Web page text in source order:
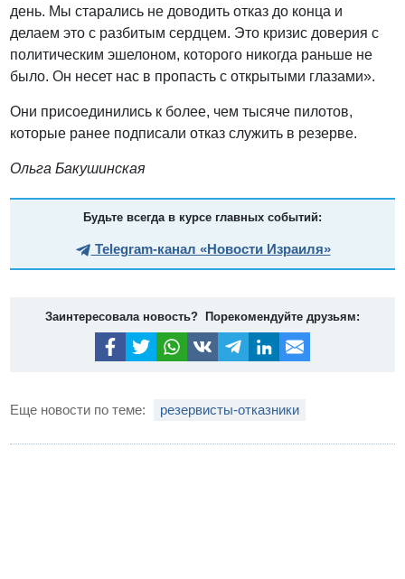
день. Мы старались не доводить отказ до конца и
делаем это с разбитым сердцем. Это кризис доверия с
политическим эшелоном, которого никогда раньше не
было. Он несет нас в пропасть с открытыми глазами».
Они присоединились к более, чем тысяче пилотов,
которые ранее подписали отказ служить в резерве.
Ольга Бакушинская
Будьте всегда в курсе главных событий:
Telegram-канал «Новости Израиля»
Заинтересовала новость? Порекомендуйте друзьям:
Еще новости по теме: резервисты-отказники